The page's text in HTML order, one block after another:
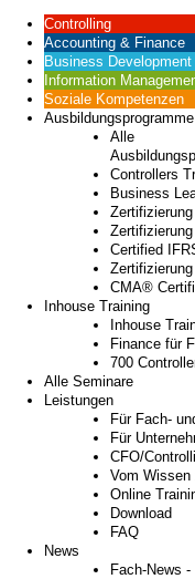
Controlling
Accounting & Finance
Business Development
Information
Soziale Kompetenzen
Ausbildungsprogramme
Alle
Controllers
Business
Certified
CMA®
Inhouse Training
Inhouse
Finance für
700
Alle Seminare
Leistungen
Für Fach-
Für
CFO/
Vom Wissen
Online
Download
FAQ
News
Fach-News -